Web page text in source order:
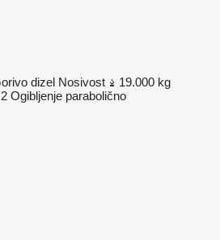
dizel Nosivost
19.000 kg
Ogibljenje parabolično